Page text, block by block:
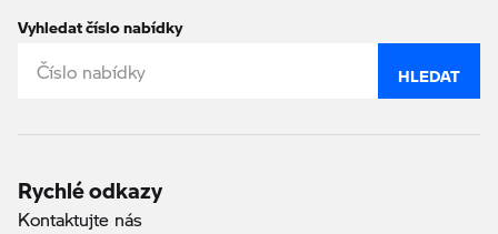
Vyhledat číslo nabídky
HLEDAT
Rychlé odkazy
Kontaktujte nás